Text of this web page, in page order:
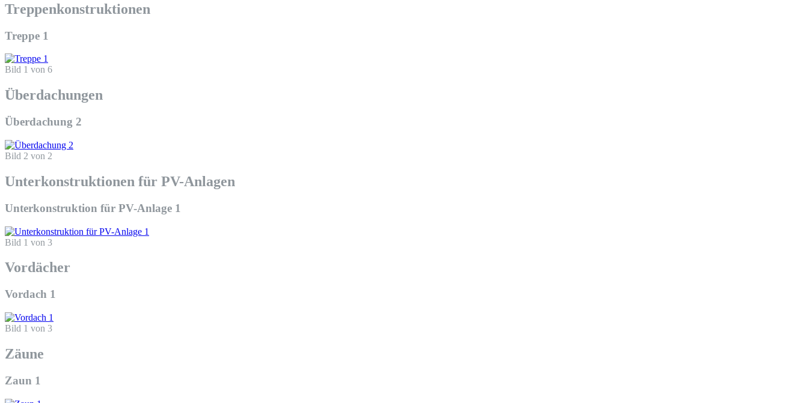
Treppenkonstruktionen
Treppe 1
Bild 1 von 6
Überdachungen
Überdachung 2
Bild 2 von 2
Unterkonstruktionen für PV-Anlagen
Unterkonstruktion für PV-Anlage 1
Bild 1 von 3
Vordächer
Vordach 1
Bild 1 von 3
Zäune
Zaun 1